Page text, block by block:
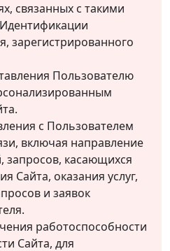
связанных с такими
зарегистрированного
Пользователю
с Пользователем
включая направление
запросов, касающихся
Сайта, оказания услуг,
и заявок
работоспособности
Сайта, для